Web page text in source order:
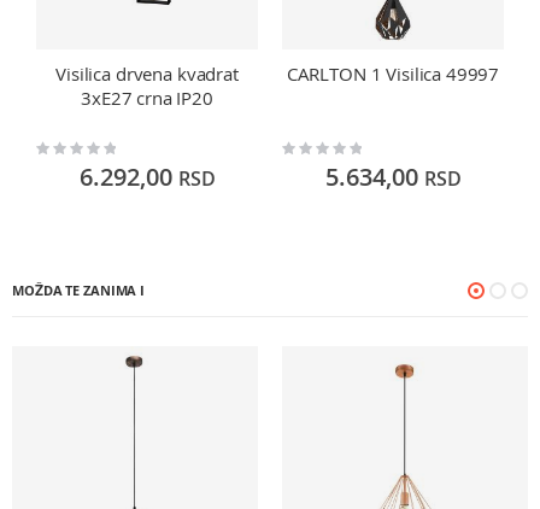
Visilica drvena kvadrat
3xE27 crna IP20
Rating:
6.292,00 RSD
CARLTON 1 Visilica 49997
Rating:
5.634,00 RSD
MOŽDA TE ZANIMA I